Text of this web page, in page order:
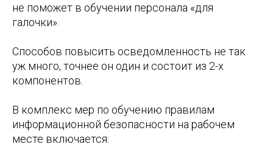
не поможет в обучении персонала «для
галочки».
Способов повысить осведомленность не так
уж много, точнее он один и состоит из 2-х
компонентов.
В комплекс мер по обучению правилам
информационной безопасности на рабочем
месте включается: